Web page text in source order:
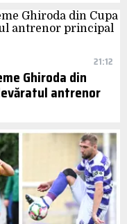
21:12
Ghiroda din
antrenor